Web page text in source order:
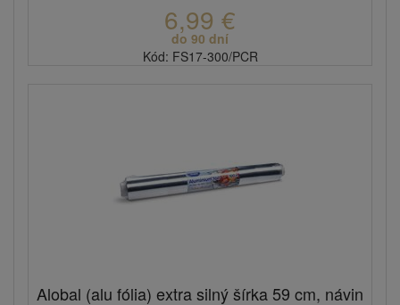
6,99 €
do 90 dní
Kód: FS17-300/PCR
Alobal (alu fólia) extra silný šírka 59 cm, návin